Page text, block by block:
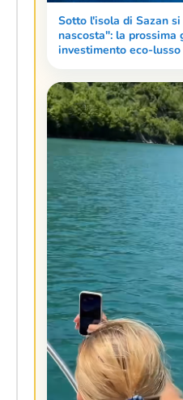
Sotto l'isola di Sazan
nascosta": la prossima
investimento eco-